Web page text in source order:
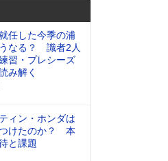
任した今季の浦
なる？ 識者2人
習・プレシーズ
み解く
ィン・ホンダは
けたのか？ 本
と課題